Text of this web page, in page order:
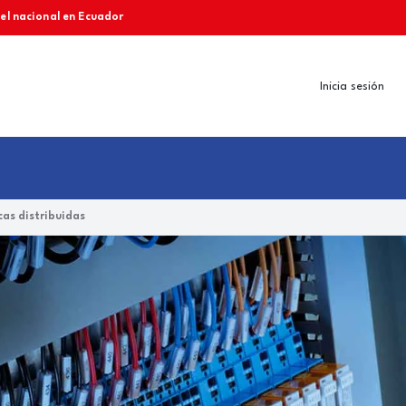
nacional en Ecuador
Inicia sesión
distribuidas